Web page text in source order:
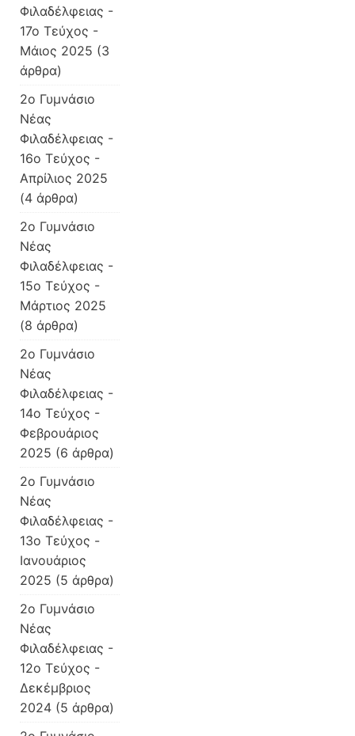
Φιλαδέλφειας -
17ο Τεύχος -
Μάιος 2025 (3
άρθρα)
2ο Γυμνάσιο
Νέας
Φιλαδέλφειας -
16ο Τεύχος -
Απρίλιος 2025
(4 άρθρα)
2o Γυμνάσιο
Νέας
Φιλαδέλφειας -
15ο Τεύχος -
Μάρτιος 2025
(8 άρθρα)
2o Γυμνάσιο
Νέας
Φιλαδέλφειας -
14ο Τεύχος -
Φεβρουάριος
2025 (6 άρθρα)
2o Γυμνάσιο
Νέας
Φιλαδέλφειας -
13ο Τεύχος -
Ιανουάριος
2025 (5 άρθρα)
2o Γυμνάσιο
Νέας
Φιλαδέλφειας -
12ο Τεύχος -
Δεκέμβριος
2024 (5 άρθρα)